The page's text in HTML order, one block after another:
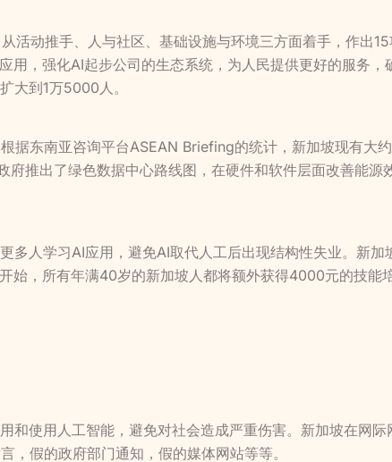
活动推手、人与社区、基础设施与环境三方面着手，作出
用，强化AI起步公司的生态系统，为人民提供更好的服务
大到1万5000人。
据东南亚咨询平台ASEAN Briefing的统计，新加坡现有大
推出了绿色数据中心路线图，在硬件和软件层面改善能
多人学习AI应用，避免AI取代人工后出现结构性失业。新
始，所有年满40岁的新加坡人都将额外获得4000元的技能
和使用人工智能，避免对社会造成严重伤害。新加坡在网
，假的政府部门通知，假的媒体网站等等。